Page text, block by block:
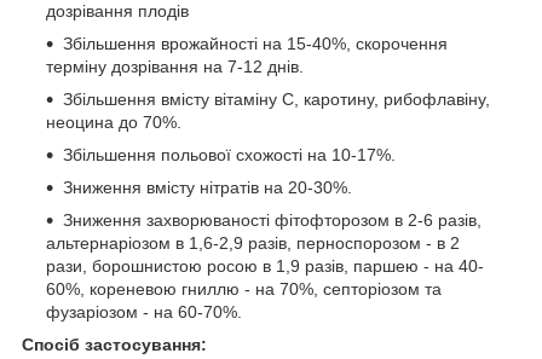
дозрівання плодів
Збільшення врожайності на 15-40%, скорочення
терміну дозрівання на 7-12 днів.
Збільшення вмісту вітаміну С, каротину, рибофлавіну,
неоцина до 70%.
Збільшення польової схожості на 10-17%.
Зниження вмісту нітратів на 20-30%.
Зниження захворюваності фітофторозом в 2-6 разів,
альтернаріозом в 1,6-2,9 разів, перноспорозом - в 2
рази, борошнистою росою в 1,9 разів, паршею - на 40-
60%, кореневою гниллю - на 70%, септоріозом та
фузаріозом - на 60-70%.
Спосіб застосування: